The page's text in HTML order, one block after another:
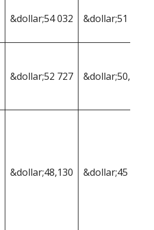
&dollar;54 032 &dollar;51 067
&dollar;52 727 &dollar;50,011
&dollar;48,130 &dollar;45 684